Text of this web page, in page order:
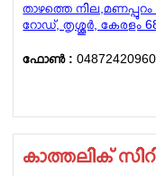
താഴത്തെ നില,മണപ്പുറം
റോഡ്, തൃശ്ശൂർ, കേരളം
ഫോണ്‍ : 04872420960
കാത്തലിക്